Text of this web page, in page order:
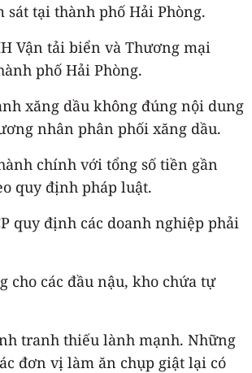
tại thành phố Hải Phòng.
Vận tải biển và Thương mại
phố Hải Phòng.
xăng dầu không đúng nội dung
nhân phân phối xăng dầu.
chính với tổng số tiền gần
quy định pháp luật.
quy định các doanh nghiệp phải
cho các đầu nậu, kho chứa tự
tranh thiếu lành mạnh. Những
đơn vị làm ăn chụp giật lại có